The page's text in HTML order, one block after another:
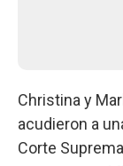
Christina y
acudieron a
Corte